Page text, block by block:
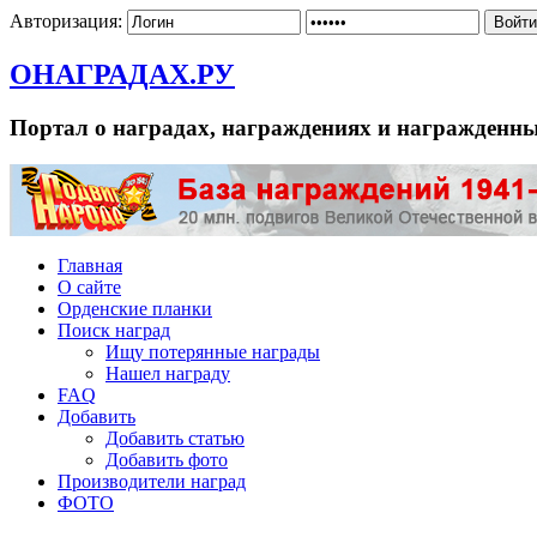
Авторизация:
ОНАГРАДАХ.РУ
Портал о наградах, награждениях и
Главная
О сайте
Орденские планки
Поиск наград
Ищу потерянные награды
Нашел награду
FAQ
Добавить
Добавить статью
Добавить фото
Производители наград
ФОТО